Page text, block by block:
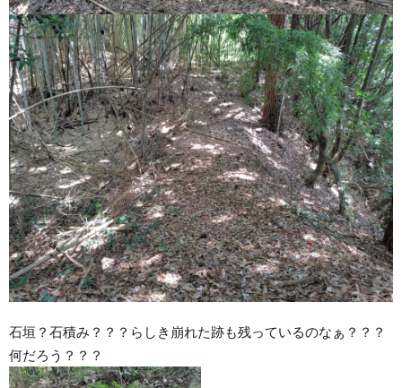
石垣？石積み？？？らしき崩れた跡も残っているのなぁ？？？
何だろう？？？